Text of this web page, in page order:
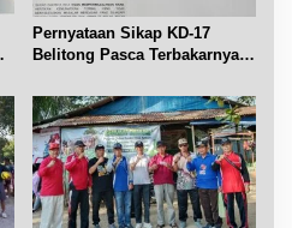
Pernyataan Sikap KD-17
Belitong Pasca Terbakarnya